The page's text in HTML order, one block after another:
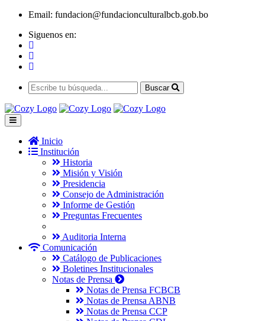
Email: fundacion@fundacionculturalbcb.gob.bo
Siguenos en:
Buscar
Inicio
Institución
Historia
Misión y Visión
Presidencia
Consejo de Administración
Informe de Gestión
Preguntas Frecuentes
Auditoria Interna
Comunicación
Catálogo de Publicaciones
Boletines Institucionales
Notas de Prensa
Notas de Prensa FCBCB
Notas de Prensa ABNB
Notas de Prensa CCP